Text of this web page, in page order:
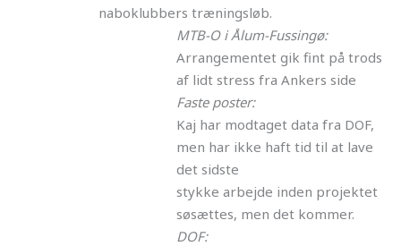
naboklubbers træningsløb.
MTB-O i Ålum-Fussingø:
Arrangementet gik fint på trods
af lidt stress fra Ankers side
Faste poster:
Kaj har modtaget data fra DOF,
men har ikke haft tid til at lave
det sidste
stykke arbejde inden projektet
søsættes, men det kommer.
DOF: